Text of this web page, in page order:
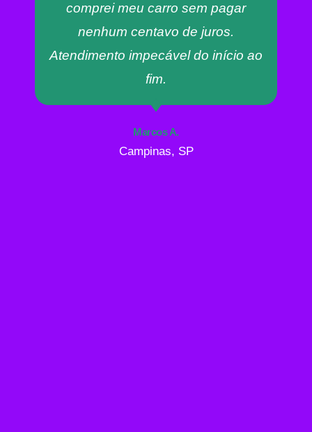
comprei meu carro sem pagar
nenhum centavo de juros.
Atendimento impecável do início ao
fim.
Marcos A.
Campinas, SP